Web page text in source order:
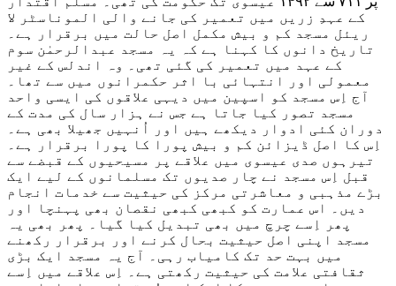
کے عہدِ زریں میں تعمیر کی جانے والی الموناسٹر لا
ریئل مسجد کم و بیش مکمل اصل حالت میں برقرار ہے۔
تاریخ دانوں کا کہنا ہے کہ یہ مسجد عبدالرحمٰن سوم
کے عہد میں تعمیر کی گئی تھی۔ وہ اندلس کے غیر
معمولی اور انتہائی با اثر حکمرانوں میں سے تھا۔
آج اِس مسجد کو اسپین میں دیہی علاقوں کی ایسی واحد
مسجد تصور کیا جاتا ہے جس نے ہزار سال کی مدت کے
دوران کئی ادوار دیکھے ہیں اور اُنہیں جھیلا بھی ہے۔
اِس کا اصل ڈیزائن کم و بیش پورا کا پورا برقرار ہے۔
تیرہوں صدی عیسوی میں علاقے پر مسیحیوں کے قبضے سے
قبل اِس مسجد نے چار صدیوں تک مسلمانوں کے لیے ایک
بڑے مذہبی و معاشرتی مرکز کی حیثیت سے خدمات انجام
دیں۔ اس عمارت کو کبھی کبھی نقصان بھی پہنچا اور
پھر اِسے چرچ میں بھی تبدیل کیا گیا۔ پھر بھی یہ
مسجد اپنی اصل حیثیت بحال کرنے اور برقرار رکھنے
میں بہت حد تک کامیاب رہی۔ آج یہ مسجد ایک بڑی
ثقافتی علامت کی حیثیت رکھتی ہے۔ اِس علاقے میں اِسے